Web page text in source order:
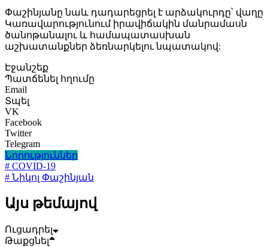
Փաշինյանը նաև դադարեցրել է արձակուրդը՝ վաղը
Կառավարությունում իրավիճակին մանրամասն
ծանոթանալու և համապատասխան
աշխատանքներ ձեռնարկելու նպատակով:
Էջանշեք
Պատճենել հղումը
Email
Տպել
VK
Facebook
Twitter
Telegram
Նորություններ
# COVID-19
# Նիկոլ Փաշինյան
Այս թեմայով
Ուցադրել
Թաքցնել